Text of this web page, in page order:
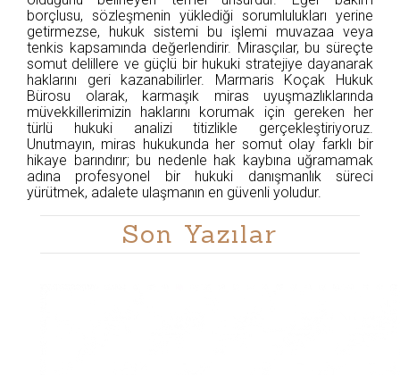
borçlusu, sözleşmenin yüklediği sorumlulukları yerine
getirmezse, hukuk sistemi bu işlemi muvazaa veya
tenkis kapsamında değerlendirir. Mirasçılar, bu süreçte
somut delillere ve güçlü bir hukuki stratejiye dayanarak
haklarını geri kazanabilirler. Marmaris Koçak Hukuk
Bürosu olarak, karmaşık miras uyuşmazlıklarında
müvekkillerimizin haklarını korumak için gereken her
türlü hukuki analizi titizlikle gerçekleştiriyoruz.
Unutmayın, miras hukukunda her somut olay farklı bir
hikaye barındırır; bu nedenle hak kaybına uğramamak
adına profesyonel bir hukuki danışmanlık süreci
yürütmek, adalete ulaşmanın en güvenli yoludur.
Son Yazılar